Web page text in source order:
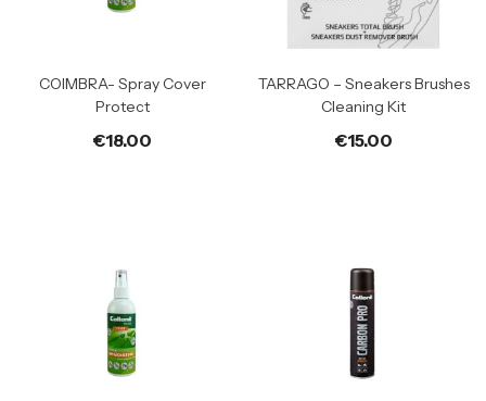
COIMBRA- Spray Cover
Protect
€18.00
TARRAGO – Sneakers Brushes
Cleaning Kit
€15.00